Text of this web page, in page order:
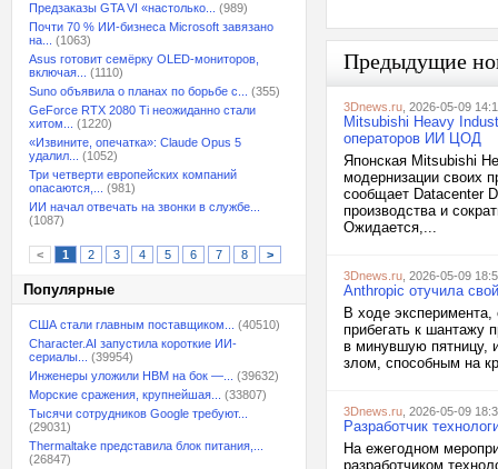
Предзаказы GTA VI «настолько...
(989)
Почти 70 % ИИ-бизнеса Microsoft завязано
на...
(1063)
Asus готовит семёрку OLED-мониторов,
включая...
(1110)
Suno объявила о планах по борьбе с...
(355)
GeForce RTX 2080 Ti неожиданно стали
хитом...
(1220)
«Извините, опечатка»: Claude Opus 5
удалил...
(1052)
Три четверти европейских компаний
опасаются,...
(981)
ИИ начал отвечать на звонки в службе...
(1087)
< 1 2 3 4 5 6 7 8 >
Популярные
США стали главным поставщиком...
(40510)
Character.AI запустила короткие ИИ-
сериалы...
(39954)
Инженеры уложили HBM на бок —...
(39632)
Морские сражения, крупнейшая...
(33807)
Тысячи сотрудников Google требуют...
(29031)
Thermaltake представила блок питания,...
(26847)
Предыдущие
3Dnews.ru , 2026-05-09
Mitsubishi Heavy
операторов ИИ ЦОД
Японская Mitsubishi
модернизации своих
сообщает Datacenter
производства и
Ожидается,...
3Dnews.ru , 2026-05-09
Anthropic отучила
В ходе
прибегать к шантажу
в минувшую пятницу,
злом, способным на
3Dnews.ru , 2026-05-09
Разработчик
На ежегодном
разработчиком